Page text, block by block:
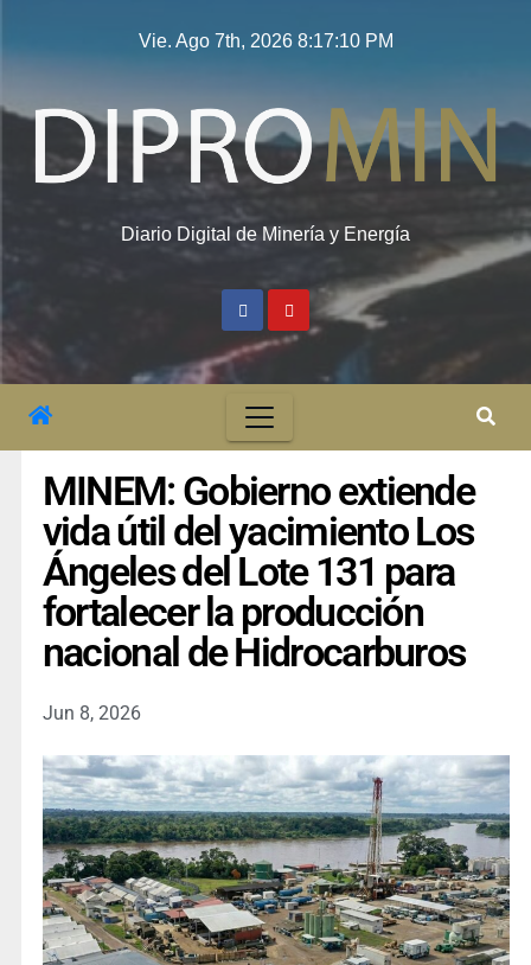
Vie. Ago 7th, 2026 8:17:11 PM
Diario Digital de Minería y Energía
MINEM: Gobierno extiende
vida útil del yacimiento Los
Ángeles del Lote 131 para
fortalecer la producción
nacional de Hidrocarburos
Jun 8, 2026